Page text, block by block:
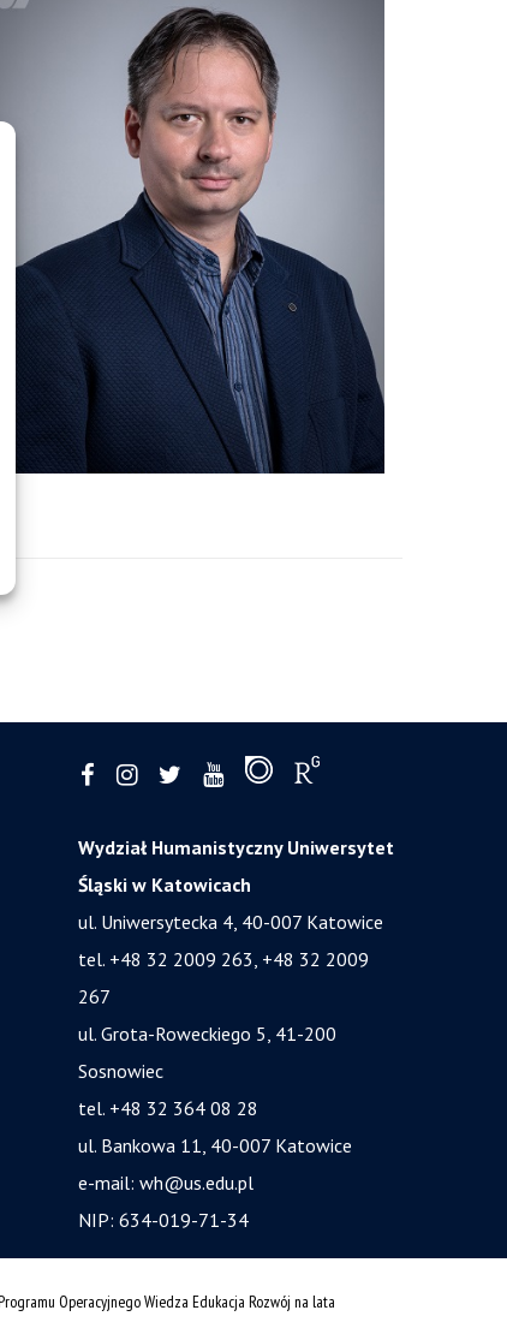
Wydział Humanistyczny Uniwersytet
Śląski w Katowicach
ul. Uniwersytecka 4, 40-007 Katowice
tel. +48 32 2009 263, +48 32 2009
267
ul. Grota-Roweckiego 5, 41-200
Sosnowiec
tel. +48 32 364 08 28
ul. Bankowa 11, 40-007 Katowice
e-mail: wh@us.edu.pl
NIP: 634-019-71-34
Operacyjnego Wiedza Edukacja Rozwój na lata